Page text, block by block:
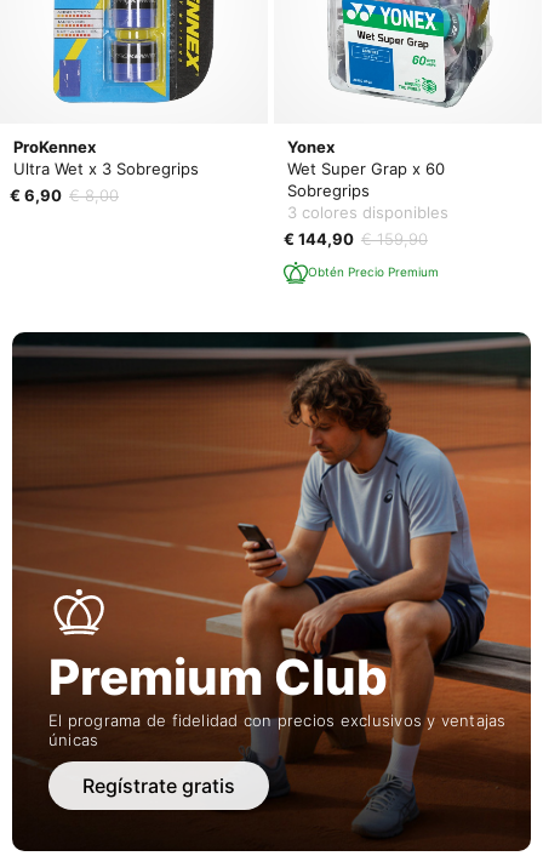
ProKennex
Ultra Wet x 3 Sobregrips
€ 6,90 € 8,00
Yonex
Wet Super Grap x 60
Sobregrips
3 colores disponibles
€ 144,90 € 159,90
Obtén Precio Premium
Premium Club
El programa de fidelidad con precios exclusivos y ventajas
únicas
Regístrate gratis